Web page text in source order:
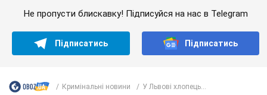
Не пропусти блискавку! Підписуйся на нас в Telegram
Підписатись Підписатись
Кримінальні новини У Львові хлопець...